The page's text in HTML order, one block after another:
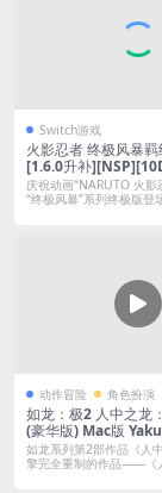
Switch游戏
火影忍者 终极风暴
[1.6.0升补
庆祝动画“NARUTO 火影
“终极风暴”系列终极版
动作冒险 角色扮演
如龙：极2 人中之龙
(豪华版) Mac版
R For Mac
版｜预购特典+全
如龙系列第2部作品《人
擎完全重制的作品——《